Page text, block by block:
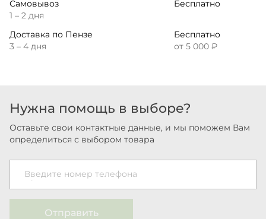
Самовывоз
1 – 2 дня
Бесплатно
Доставка по Пензе
3 – 4 дня
Бесплатно
от 5 000 ₽
Нужна помощь в выборе?
Оставьте свои контактные данные, и мы поможем Вам
определиться с выбором товара
Введите номер телефона
Отправить